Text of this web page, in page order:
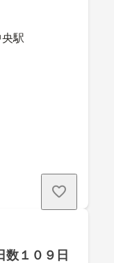
駅
数１０９日